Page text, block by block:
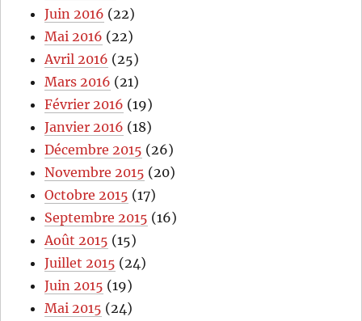
Juin 2016 (22)
Mai 2016 (22)
Avril 2016 (25)
Mars 2016 (21)
Février 2016 (19)
Janvier 2016 (18)
Décembre 2015 (26)
Novembre 2015 (20)
Octobre 2015 (17)
Septembre 2015 (16)
Août 2015 (15)
Juillet 2015 (24)
Juin 2015 (19)
Mai 2015 (24)